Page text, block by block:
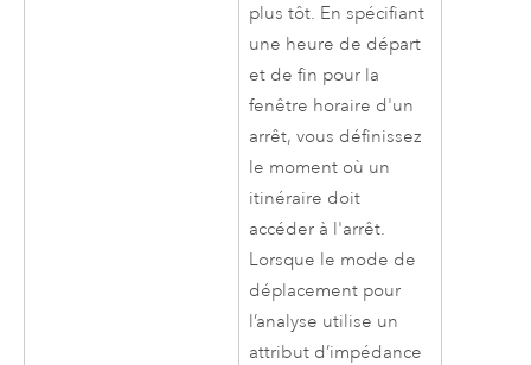
plus tôt. En spécifiant
une heure de départ
et de fin pour la
fenêtre horaire d'un
arrêt, vous définissez
le moment où un
itinéraire doit
accéder à l'arrêt.
Lorsque le mode de
déplacement pour
l’analyse utilise un
attribut d’impédance